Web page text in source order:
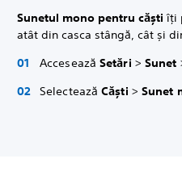
Sunetul mono pentru căști îți
atât din casca stângă, cât și
Accesează Setări > Sunet
SelecteazăCăști > Sunet